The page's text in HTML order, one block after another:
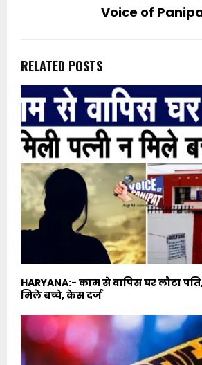
Voice of
RELATED POSTS
HARYANA:- काम से वापिस घर लौटा
मिले बच्चे, केस दर्ज